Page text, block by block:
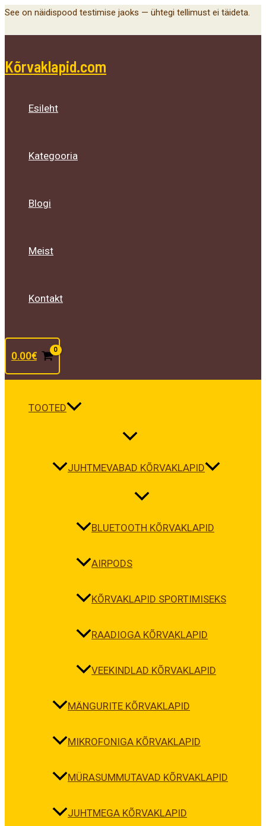
Skip
See on näidispood testimise jaoks — ühtegi tellimust ei täideta.
Kõrvaklapid.com
Esileht
Kategooria
Blogi
Meist
Kontakt
0.00€
TOOTED
Menu
Toggle
JUHTMEVABAD KÕRVAKLAPID
Menu
Toggle
BLUETOOTH KÕRVAKLAPID
AIRPODS
KÕRVAKLAPID SPORTIMISEKS
RAADIOGA KÕRVAKLAPID
VEEKINDLAD KÕRVAKLAPID
MÄNGURITE KÕRVAKLAPID
MIKROFONIGA KÕRVAKLAPID
MÜRASUMMUTAVAD KÕRVAKLAPID
JUHTMEGA KÕRVAKLAPID
Menu
Toggle
Main
Menu